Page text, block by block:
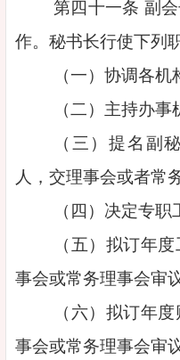
第四十一条 副
作。秘书长行使下列
（一）协调各机
（二）主持办事
（三）提名副
人，交理事会或者常
（四）决定专职
（五）拟订年
事会或常务理事会审
（六）拟订年
事会或常务理事会审